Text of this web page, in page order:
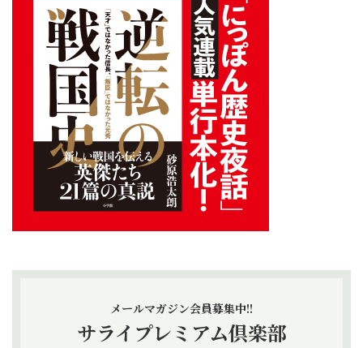
メールマガジン会員募集中!!
サライプレミアム倶楽部